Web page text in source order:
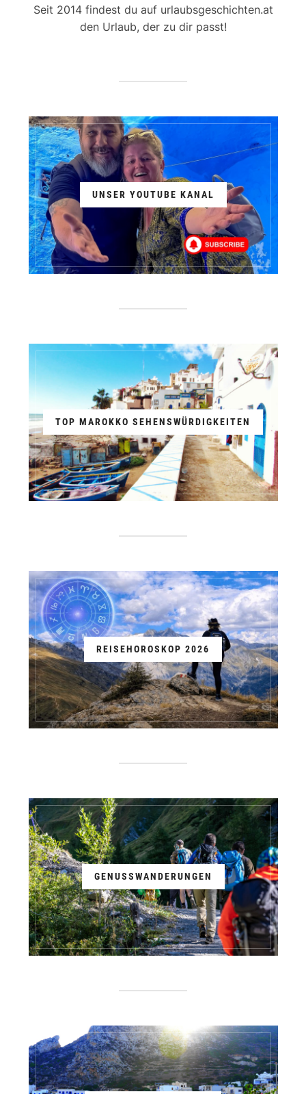
Seit 2014 findest du auf urlaubsgeschichten.at
den Urlaub, der zu dir passt!
UNSER YOUTUBE KANAL
TOP MAROKKO SEHENSWÜRDIGKEITEN
REISEHOROSKOP 2026
GENUSSWANDERUNGEN